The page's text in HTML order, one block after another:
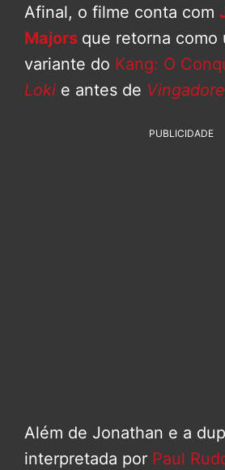
Afinal, o filme conta com
Majors que retorna como
variante do Kang: O
Loki e antes de
PUBLICIDADE
Além de Jonathan e a
interpretada por Paul